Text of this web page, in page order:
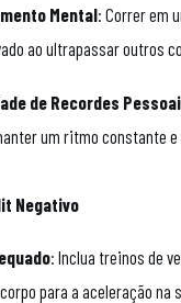
Mental: Correr em
ao ultrapassar outros
de Recordes
um ritmo constante
Negativo
: Inclua treinos de
para a aceleração na